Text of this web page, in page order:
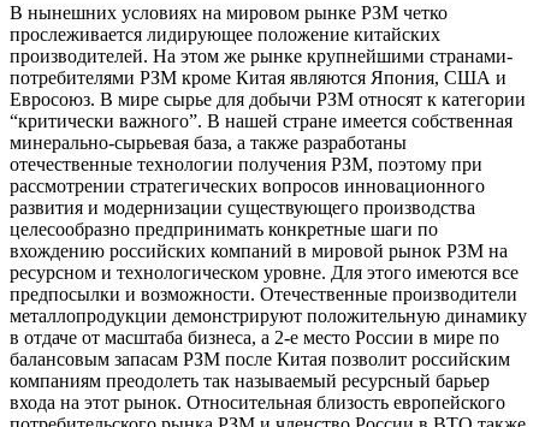
В нынешних условиях на мировом рынке РЗМ четко
прослеживается лидирующее положение китайских
производителей. На этом же рынке крупнейшими странами-
потребителями РЗМ кроме Китая являются Япония, США и
Евросоюз. В мире сырье для добычи РЗМ относят к категории
“критически важного”. В нашей стране имеется собственная
минерально-сырьевая база, а также разработаны
отечественные технологии получения РЗМ, поэтому при
рассмотрении стратегических вопросов инновационного
развития и модернизации существующего производства
целесообразно предпринимать конкретные шаги по
вхождению российских компаний в мировой рынок РЗМ на
ресурсном и технологическом уровне. Для этого имеются все
предпосылки и возможности. Отечественные производители
металлопродукции демонстрируют положительную динамику
в отдаче от масштаба бизнеса, а 2-е место России в мире по
балансовым запасам РЗМ после Китая позволит российским
компаниям преодолеть так называемый ресурсный барьер
входа на этот рынок. Относительная близость европейского